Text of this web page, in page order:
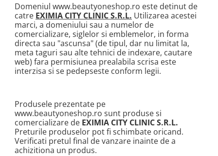
Domeniul www.beautyoneshop.ro este detinut de
catre EXIMIA CITY CLINIC S.R.L. Utilizarea acestei
marci, a domeniului sau a numelor de
comercializare, siglelor si emblemelor, in forma
directa sau "ascunsa" (de tipul, dar nu limitat la,
meta taguri sau alte tehnici de indexare, cautare
web) fara permisiunea prealabila scrisa este
interzisa si se pedepseste conform legii.
Produsele prezentate pe
www.beautyoneshop.ro sunt produse si
comercializare de EXIMIA CITY CLINIC S.R.L.
Preturile produselor pot fi schimbate oricand.
Verificati pretul final de vanzare inainte de a
achizitiona un produs.